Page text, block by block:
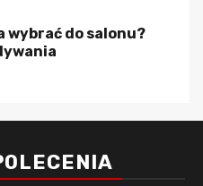
do salonu?